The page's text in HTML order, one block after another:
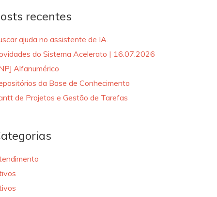
recentes
ajuda no assistente de IA.
do Sistema Acelerato | 16.07.2026
Alfanumérico
da Base de Conhecimento
de Projetos e Gestão de Tarefas